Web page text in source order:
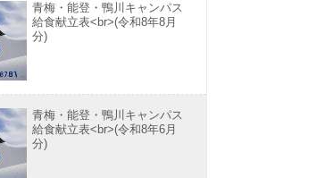
青梅・能登・鴨川キャンパス
給食献立表<br>(令和8年8月
分)
青梅・能登・鴨川キャンパス
給食献立表<br>(令和8年6月
分)